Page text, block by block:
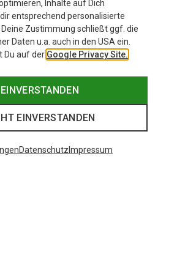
Inhalte auf Dich
entsprechend personalisierte
Zustimmung schließt ggf. die
Daten u.a. auch in den USA ein.
Du auf der Google Privacy Site.
EINVERSTANDEN
EINVERSTANDEN
Datenschutz Impressum